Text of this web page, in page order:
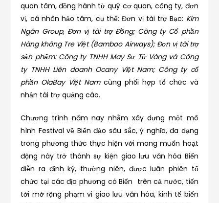
quan tâm, đồng hành từ quý cơ quan, công ty, đơn
vị, cá nhân hảo tâm, cụ thể: Đơn vị tài trợ Bạc: Kim
Ngân Group, Đơn vị tài trợ Đồng; Công ty Cổ phần
Hàng không Tre Việt (Bamboo Airways); Đơn vị tài trợ
sản phẩm: Công ty TNHH May Sư Tử Vàng và Công
ty TNHH Liên doanh Ocany Việt Nam; Công ty cổ
phần OlaBay Việt Namcùng phối hợp tổ chức và
nhận tài trợ quảng cáo.
Chương trình năm nay nhằm xây dựng một mô
hình Festival về Biển đảo sâu sắc, ý nghĩa, đa dạng
trong phương thức thực hiện với mong muốn hoạt
động này trở thành sự kiện giao lưu văn hóa Biển
diễn ra định kỳ, thường niên, được luân phiên tổ
chức tại các địa phương có Biển trên cả nước, tiến
tới mở rộng phạm vi giao lưu văn hóa, kinh tế biển